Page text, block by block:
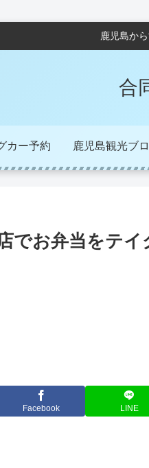
鹿児島か
合
カー予約 鹿児島観光ブ
でお弁当をテイ
Facebook LINE